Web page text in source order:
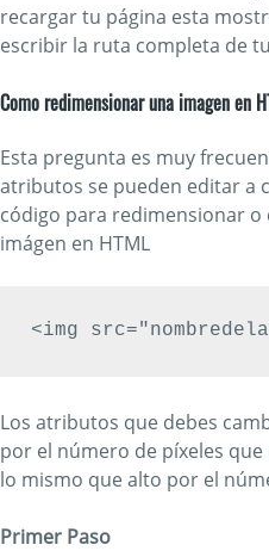
recargar tu página esta
escribir la ruta completa de
Como redimensionar una imagen en
Esta pregunta es muy
atributos se pueden editar a
código para redimensionar
imágen en HTML
<img
Los atributos que debes
por el número de píxeles que
lo mismo que alto por el
Primer Paso